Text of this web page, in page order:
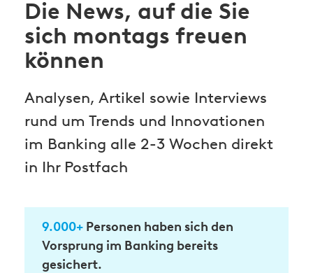
Die News, auf die Sie
sich montags freuen
können
Analysen, Artikel sowie Interviews
rund um Trends und Innovationen
im Banking alle 2-3 Wochen direkt
in Ihr Postfach
9.000+ Personen haben sich den
Vorsprung im Banking bereits
gesichert.